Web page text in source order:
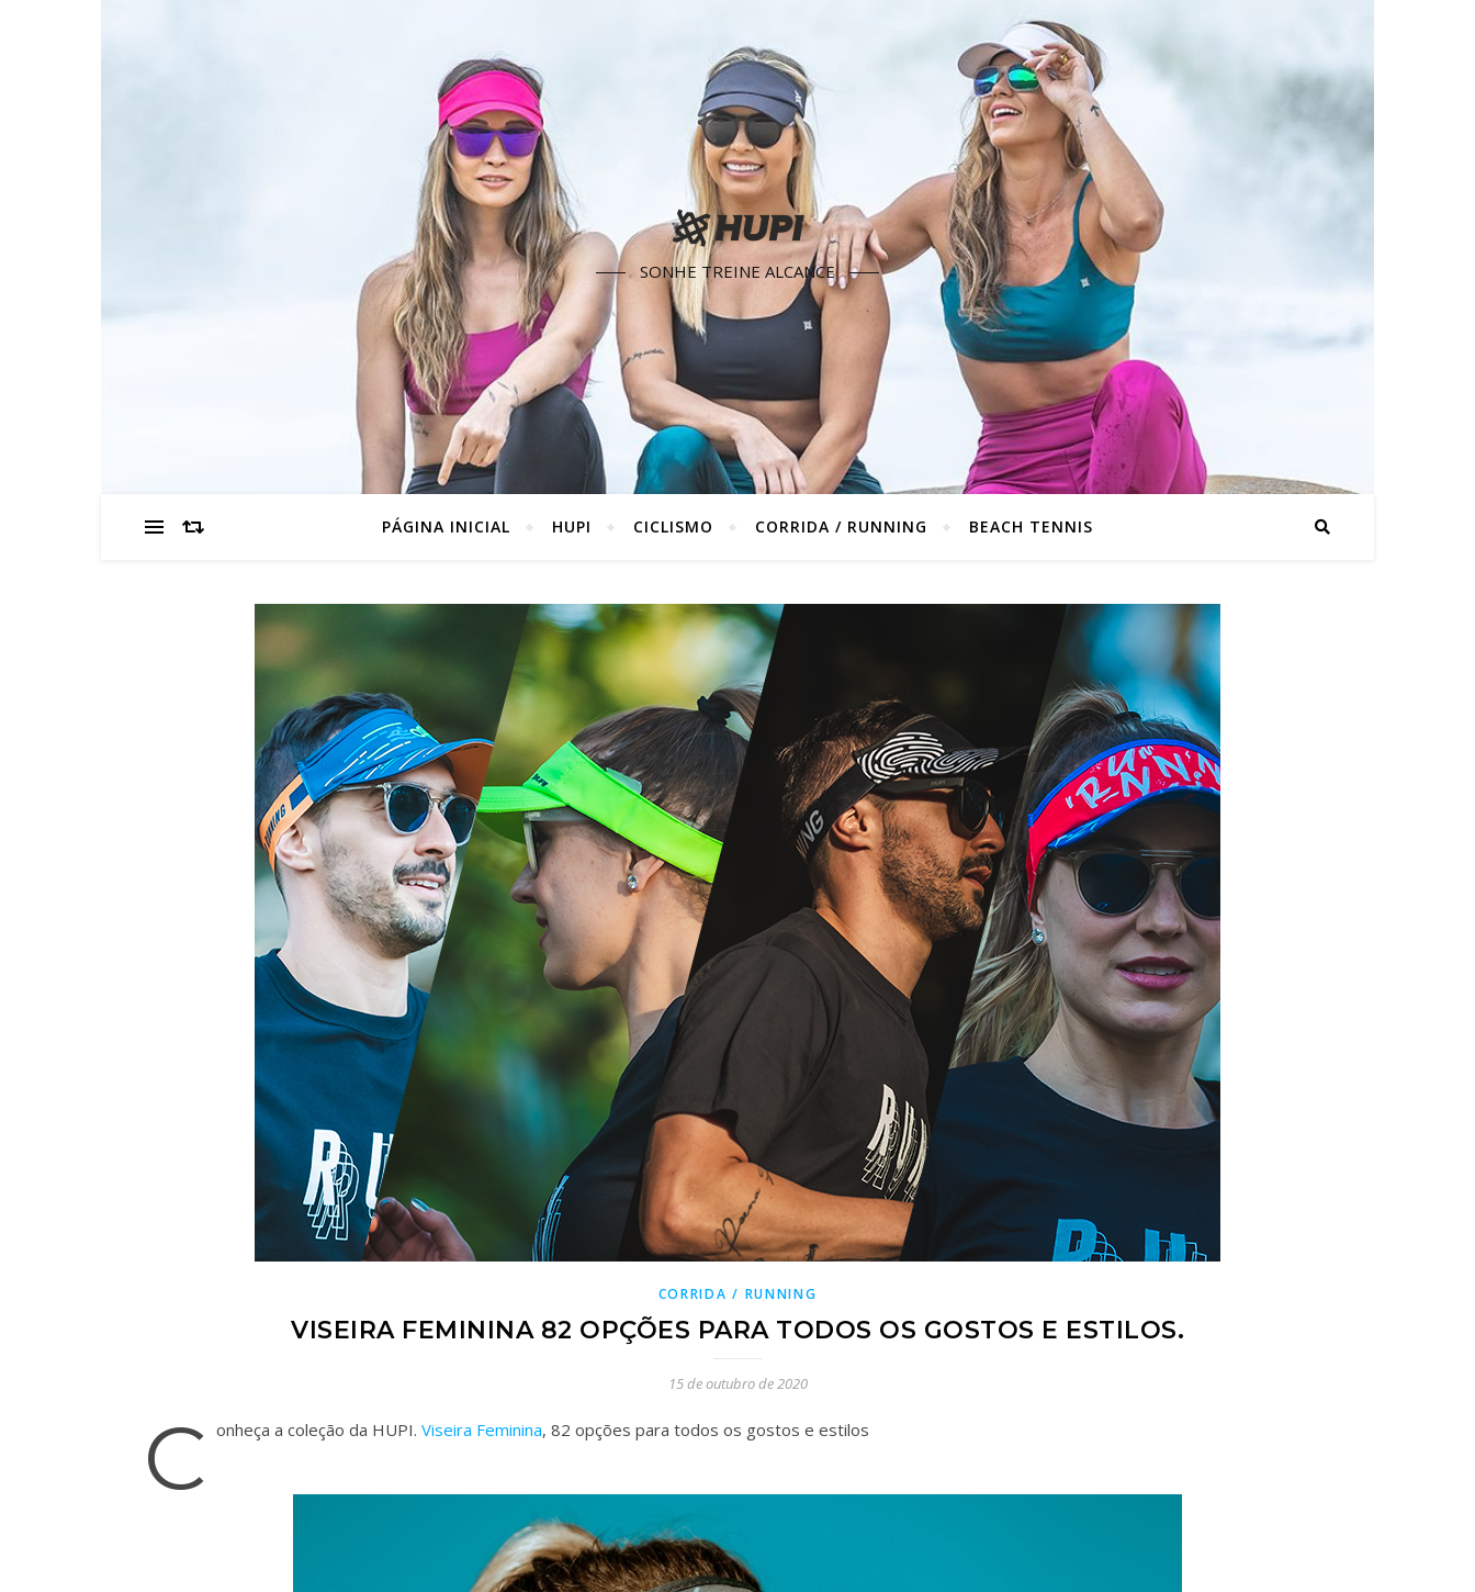
SONHE TREINE ALCANCE
PÁGINA INICIAL HUPI CICLISMO CORRIDA / RUNNING BEACH TENNIS
CORRIDA / RUNNING
VISEIRA FEMININA 82 OPÇÕES PARA TODOS OS GOSTOS E ESTILOS.
15 de outubro de 2020
C onheça a coleção da HUPI. Viseira Feminina, 82 opções para todos os gostos e estilos